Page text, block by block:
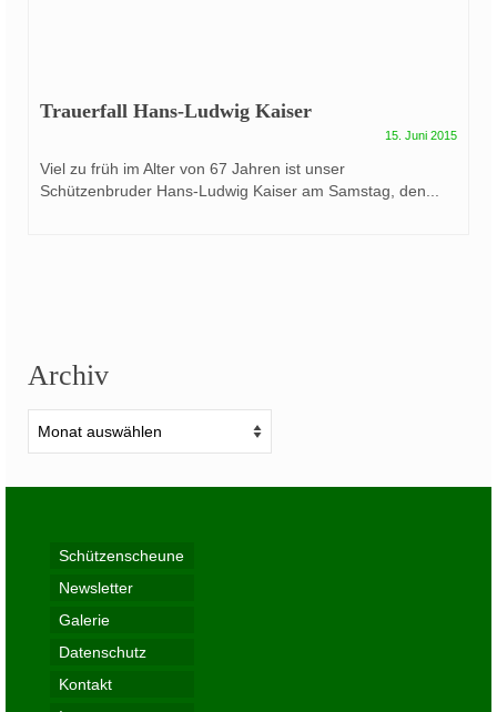
Trauerfall Hans-Ludwig Kaiser
15. Juni 2015
Viel zu früh im Alter von 67 Jahren ist unser
Schützenbruder Hans-Ludwig Kaiser am Samstag, den...
Archiv
Schützenscheune
Newsletter
Galerie
Datenschutz
Kontakt